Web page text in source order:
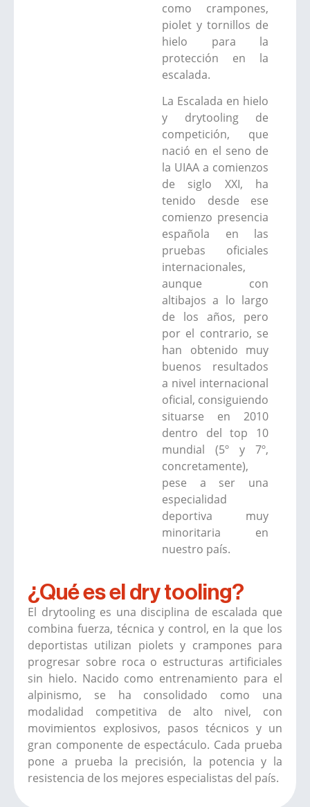
como crampones,
piolet y tornillos de
hielo para la
protección en la
escalada.
La Escalada en hielo
y drytooling de
competición, que
nació en el seno de
la UIAA a comienzos
de siglo XXI, ha
tenido desde ese
comienzo presencia
española en las
pruebas oficiales
internacionales,
aunque con
altibajos a lo largo
de los años, pero
por el contrario, se
han obtenido muy
buenos resultados
a nivel internacional
oficial, consiguiendo
situarse en 2010
dentro del top 10
mundial (5º y 7º,
concretamente),
pese a ser una
especialidad
deportiva muy
minoritaria en
nuestro país.
¿Qué es el dry tooling?
El drytooling es una disciplina de escalada que
combina fuerza, técnica y control, en la que los
deportistas utilizan piolets y crampones para
progresar sobre roca o estructuras artificiales
sin hielo. Nacido como entrenamiento para el
alpinismo, se ha consolidado como una
modalidad competitiva de alto nivel, con
movimientos explosivos, pasos técnicos y un
gran componente de espectáculo. Cada prueba
pone a prueba la precisión, la potencia y la
resistencia de los mejores especialistas del país.